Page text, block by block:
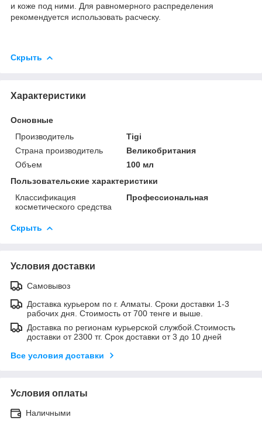
и коже под ними. Для равномерного распределения
рекомендуется использовать расческу.
Скрыть
Характеристики
Основные
Производитель
Tigi
Страна производитель
Великобритания
Объем
100 мл
Пользовательские характеристики
Классификация
косметического средства
Профессиональная
Скрыть
Условия доставки
Самовывоз
Доставка курьером по г. Алматы. Сроки доставки 1-3
рабочих дня. Стоимость от 700 тенге и выше.
Доставка по регионам курьерской службой.Стоимость
доставки от 2300 тг. Срок доставки от 3 до 10 дней
Все условия доставки
Условия оплаты
Наличными